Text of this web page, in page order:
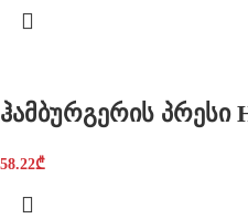
ჰამბურგერის პრესი
58.22₾